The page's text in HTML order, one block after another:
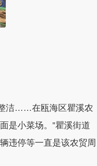
洁……在瓯海区瞿溪农
是小菜场。”瞿溪街道
违停等一直是该农贸周